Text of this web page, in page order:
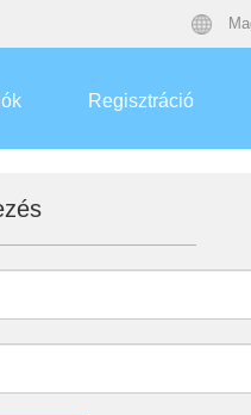
Regisztráció